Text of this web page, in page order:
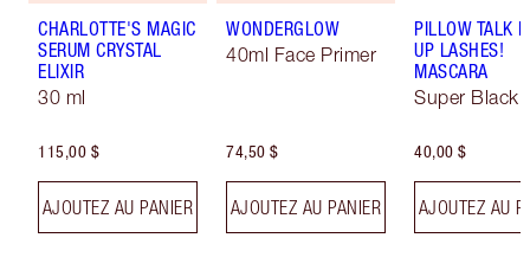
CHARLOTTE'S MAGIC
SERUM CRYSTAL
ELIXIR
30 ml
115,00 $
AJOUTEZ AU PANIER
WONDERGLOW
40ml Face Primer
74,50 $
AJOUTEZ AU PANIER
PILLOW TALK
UP LASHES!
MASCARA
Super Black
40,00 $
AJOUTEZ AU